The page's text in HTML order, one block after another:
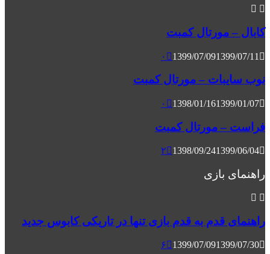
کابال – مورتال کمبت
1399/07/091399/07/11 ۰
نوب سایبات – مورتال کمبت
1398/01/161399/01/07 ۰
فراست – مورتال کمبت
1398/09/241399/06/04 ۲
راهنمای بازی
راهنمای قدم به قدم بازی تنها در تاریکی کابوس جدید
1399/07/091399/07/30 ۶